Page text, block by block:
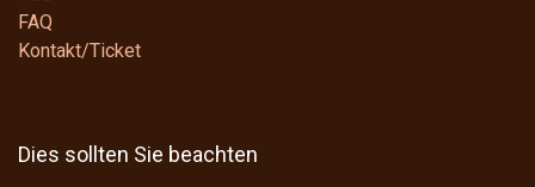
FAQ
Kontakt/Ticket
Dies sollten Sie beachten